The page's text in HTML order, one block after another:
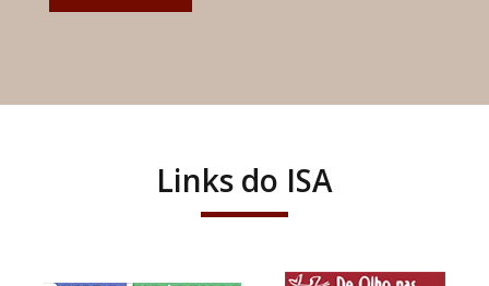
Links do ISA